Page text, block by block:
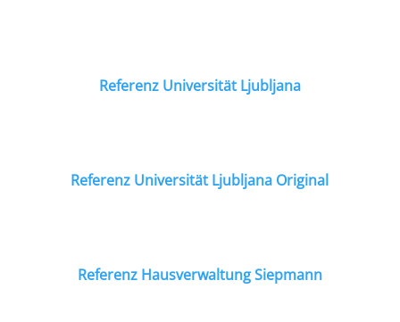
Referenz Universität Ljubljana
Referenz Universität Ljubljana Original
Referenz Hausverwaltung Siepmann